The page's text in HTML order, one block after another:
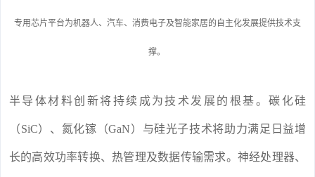
专用芯片平台为机器人、汽车、消费电子及智能家居的自主化发展提供技术支
撑。
半导体材料创新将持续成为技术发展的根基。碳化硅
（SiC）、氮化镓（GaN）与硅光子技术将助力满足日益增
长的高效功率转换、热管理及数据传输需求。神经处理器、